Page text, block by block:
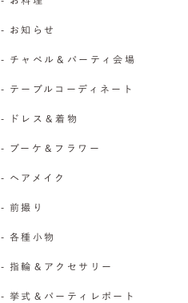
- お知らせ
- チャペル＆パーティ会場
- テーブルコーディネート
- ドレス＆着物
- ブーケ＆フラワー
- ヘアメイク
- 前撮り
- 各種小物
- 指輪＆アクセサリー
- 挙式＆パーティレポート